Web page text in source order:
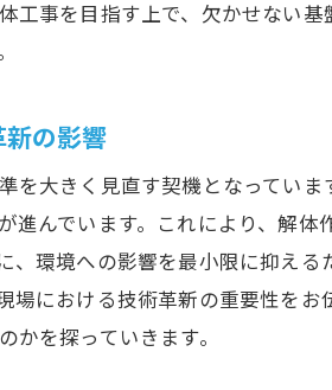
無人重
再生可
循環型社
工事を目指す上で、欠かせない
の影響
を大きく見直す契機となってい
進んでいます。これにより、解
、環境への影響を最小限に抑え
場における技術革新の重要性を
かを探っていきます。